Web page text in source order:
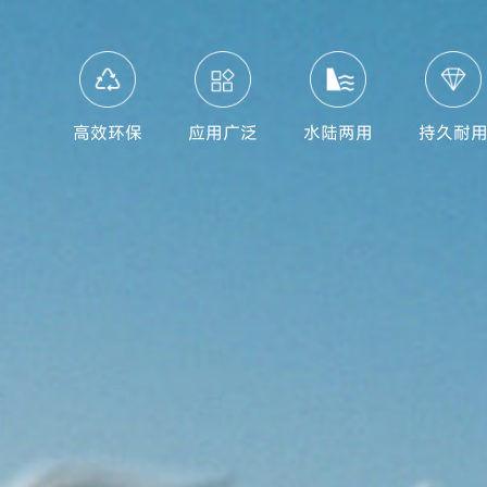
高效环保 应用广泛 水陆两用 持久耐